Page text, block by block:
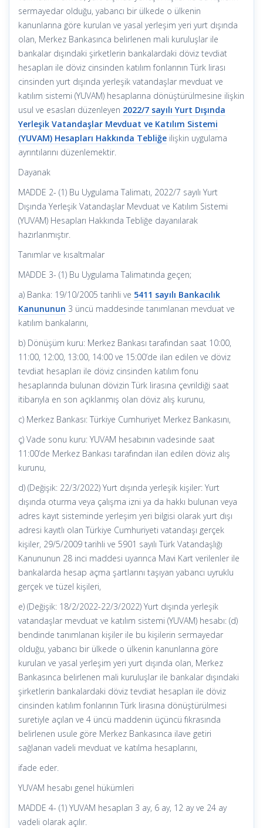
sermayedar olduğu, yabancı bir ülkede o ülkenin
kanunlarına göre kurulan ve yasal yerleşim yeri yurt dışında
olan, Merkez Bankasınca belirlenen mali kuruluşlar ile
bankalar dışındaki şirketlerin bankalardaki döviz tevdiat
hesapları ile döviz cinsinden katılım fonlarının Türk lirası
cinsinden yurt dışında yerleşik vatandaşlar mevduat ve
katılım sistemi (YUVAM) hesaplarına dönüştürülmesine ilişkin
usul ve esasları düzenleyen 2022/7 sayılı Yurt Dışında
Yerleşik Vatandaşlar Mevduat ve Katılım Sistemi
(YUVAM) Hesapları Hakkında Tebliğe ilişkin uygulama
ayrıntılarını düzenlemektir.
Dayanak
MADDE 2- (1) Bu Uygulama Talimatı, 2022/7 sayılı Yurt
Dışında Yerleşik Vatandaşlar Mevduat ve Katılım Sistemi
(YUVAM) Hesapları Hakkında Tebliğe dayanılarak
hazırlanmıştır.
Tanımlar ve kısaltmalar
MADDE 3- (1) Bu Uygulama Talimatında geçen;
a) Banka: 19/10/2005 tarihli ve 5411 sayılı Bankacılık
Kanununun 3 üncü maddesinde tanımlanan mevduat ve
katılım bankalarını,
b) Dönüşüm kuru: Merkez Bankası tarafından saat 10:00,
11:00, 12:00, 13:00, 14:00 ve 15:00’de ilan edilen ve döviz
tevdiat hesapları ile döviz cinsinden katılım fonu
hesaplarında bulunan dövizin Türk lirasına çevrildiği saat
itibarıyla en son açıklanmış olan döviz alış kurunu,
c) Merkez Bankası: Türkiye Cumhuriyet Merkez Bankasını,
ç) Vade sonu kuru: YUVAM hesabının vadesinde saat
11:00’de Merkez Bankası tarafından ilan edilen döviz alış
kurunu,
d) (Değişik: 22/3/2022) Yurt dışında yerleşik kişiler: Yurt
dışında oturma veya çalışma izni ya da hakkı bulunan veya
adres kayıt sisteminde yerleşim yeri bilgisi olarak yurt dışı
adresi kayıtlı olan Türkiye Cumhuriyeti vatandaşı gerçek
kişiler, 29/5/2009 tarihli ve 5901 sayılı Türk Vatandaşlığı
Kanununun 28 inci maddesi uyarınca Mavi Kart verilenler ile
bankalarda hesap açma şartlarını taşıyan yabancı uyruklu
gerçek ve tüzel kişileri,
e) (Değişik: 18/2/2022-22/3/2022) Yurt dışında yerleşik
vatandaşlar mevduat ve katılım sistemi (YUVAM) hesabı: (d)
bendinde tanımlanan kişiler ile bu kişilerin sermayedar
olduğu, yabancı bir ülkede o ülkenin kanunlarına göre
kurulan ve yasal yerleşim yeri yurt dışında olan, Merkez
Bankasınca belirlenen mali kuruluşlar ile bankalar dışındaki
şirketlerin bankalardaki döviz tevdiat hesapları ile döviz
cinsinden katılım fonlarının Türk lirasına dönüştürülmesi
suretiyle açılan ve 4 üncü maddenin üçüncü fıkrasında
belirlenen usule göre Merkez Bankasınca ilave getiri
sağlanan vadeli mevduat ve katılma hesaplarını,
ifade eder.
YUVAM hesabı genel hükümleri
MADDE 4- (1) YUVAM hesapları 3 ay, 6 ay, 12 ay ve 24 ay
vadeli olarak açılır.